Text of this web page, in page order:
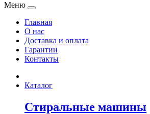
Меню
Главная
О нас
Доставка и оплата
Гарантии
Контакты
Каталог
Стиральные машины